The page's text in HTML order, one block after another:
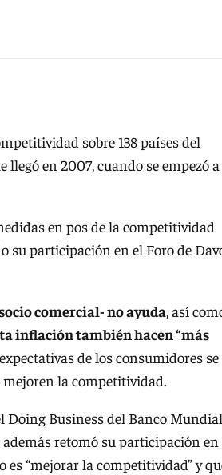
sobre 138 países del
en 2007, cuando se empezó a
en pos de la competitividad
su participación en el Foro de
comercial- no ayuda , así
inflación también hacen “más
de los consumidores se
mejoren la competitividad.
Doing Business del Banco
retomó su participación en
“mejorar la competitividad” y